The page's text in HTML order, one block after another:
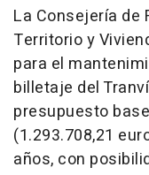
La Consejería de
Territorio y
para el
billetaje del
presupuesto
(1.293.708,21
años, con